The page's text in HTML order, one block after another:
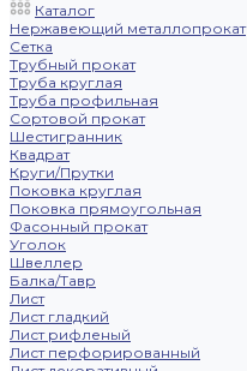
Каталог
Нержавеющий металлопрокат
Сетка
Трубный прокат
Труба круглая
Труба профильная
Сортовой прокат
Шестигранник
Квадрат
Круги/Прутки
Поковка круглая
Поковка прямоугольная
Фасонный прокат
Уголок
Швеллер
Балка/Тавр
Лист
Лист гладкий
Лист рифленый
Лист перфорированный